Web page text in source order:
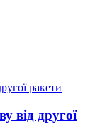
від другої